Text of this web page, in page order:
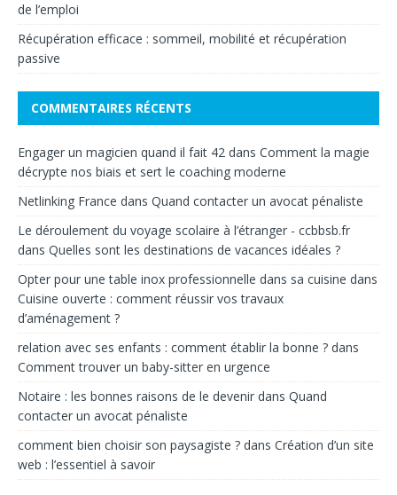
de l’emploi
Récupération efficace : sommeil, mobilité et récupération
passive
COMMENTAIRES RÉCENTS
Engager un magicien quand il fait 42 dans Comment la magie
décrypte nos biais et sert le coaching moderne
Netlinking France dans Quand contacter un avocat pénaliste
Le déroulement du voyage scolaire à l’étranger - ccbbsb.fr
dans Quelles sont les destinations de vacances idéales ?
Opter pour une table inox professionnelle dans sa cuisine dans
Cuisine ouverte : comment réussir vos travaux
d’aménagement ?
relation avec ses enfants : comment établir la bonne ? dans
Comment trouver un baby-sitter en urgence
Notaire : les bonnes raisons de le devenir dans Quand
contacter un avocat pénaliste
comment bien choisir son paysagiste ? dans Création d’un site
web : l’essentiel à savoir